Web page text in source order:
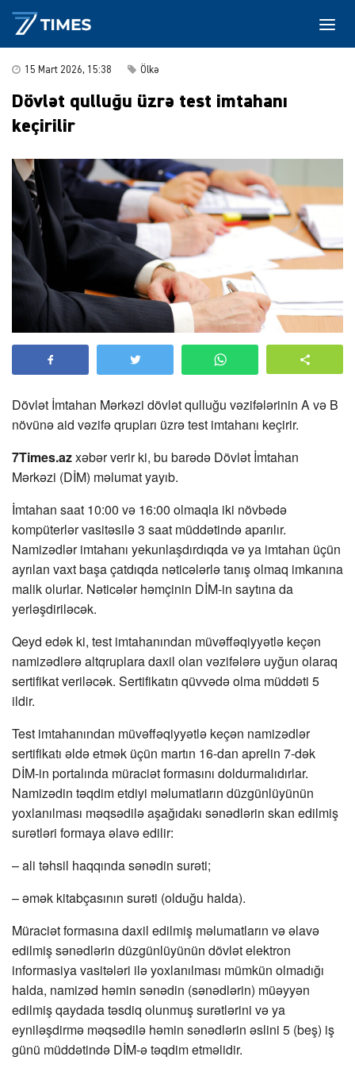
15 Mart 2026, 15:38 Ölkə
Dövlət qulluğu üzrə test imtahanı
keçirilir
Dövlət İmtahan Mərkəzi dövlət qulluğu vəzifələrinin A və B
növünə aid vəzifə qrupları üzrə test imtahanı keçirir.
7Times.azxəbər verir ki, bu barədə Dövlət İmtahan
Mərkəzi (DİM) məlumat yayıb.
İmtahan saat 10:00 və 16:00 olmaqla iki növbədə
kompüterlər vasitəsilə 3 saat müddətində aparılır.
Namizədlər imtahanı yekunlaşdırdıqda və ya imtahan üçün
ayrılan vaxt başa çatdıqda nəticələrlə tanış olmaq imkanına
malik olurlar. Nəticələr həmçinin DİM-in saytına da
yerləşdiriləcək.
Qeyd edək ki, test imtahanından müvəffəqiyyətlə keçən
namizədlərə altqruplara daxil olan vəzifələrə uyğun olaraq
sertifikat veriləcək. Sertifikatın qüvvədə olma müddəti 5
ildir.
Test imtahanından müvəffəqiyyətlə keçən namizədlər
sertifikatı əldə etmək üçün martın 16-dan aprelin 7-dək
DİM-in portalında müraciət formasını doldurmalıdırlar.
Namizədin təqdim etdiyi məlumatların düzgünlüyünün
yoxlanılması məqsədilə aşağıdakı sənədlərin skan edilmiş
surətləri formaya əlavə edilir:
– ali təhsil haqqında sənədin surəti;
– əmək kitabçasının surəti (olduğu halda).
Müraciət formasına daxil edilmiş məlumatların və əlavə
edilmiş sənədlərin düzgünlüyünün dövlət elektron
informasiya vasitələri ilə yoxlanılması mümkün olmadığı
halda, namizəd həmin sənədin (sənədlərin) müəyyən
edilmiş qaydada təsdiq olunmuş surətlərini və ya
eyniləşdirmə məqsədilə həmin sənədlərin əslini 5 (beş) iş
günü müddətində DİM-ə təqdim etməlidir.